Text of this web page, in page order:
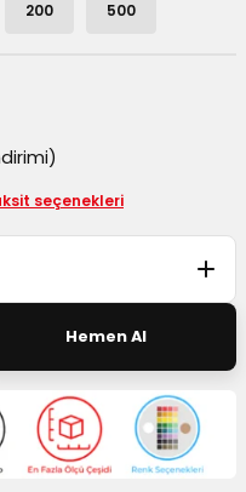
200 500
seçenekleri
Hemen Al